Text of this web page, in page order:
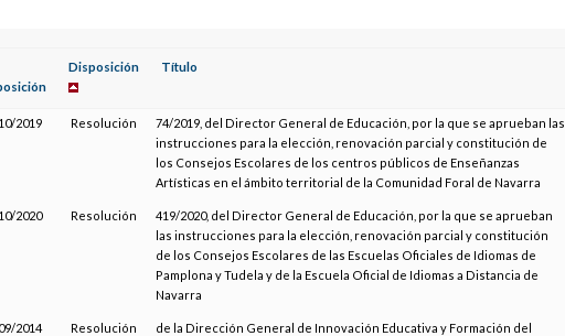
Disposición Título
2019 Resolución
74/2019, del Director General de Educación, por la que se aprueban las
instrucciones para la elección, renovación parcial y constitución de
los Consejos Escolares de los centros públicos de Enseñanzas
Artísticas en el ámbito territorial de la Comunidad Foral de Navarra
2020 Resolución
419/2020, del Director General de Educación, por la que se aprueban
las instrucciones para la elección, renovación parcial y constitución
de los Consejos Escolares de las Escuelas Oficiales de Idiomas de
Pamplona y Tudela y de la Escuela Oficial de Idiomas a Distancia de
Navarra
2014 Resolución
de la Dirección General de Innovación Educativa y Formación del